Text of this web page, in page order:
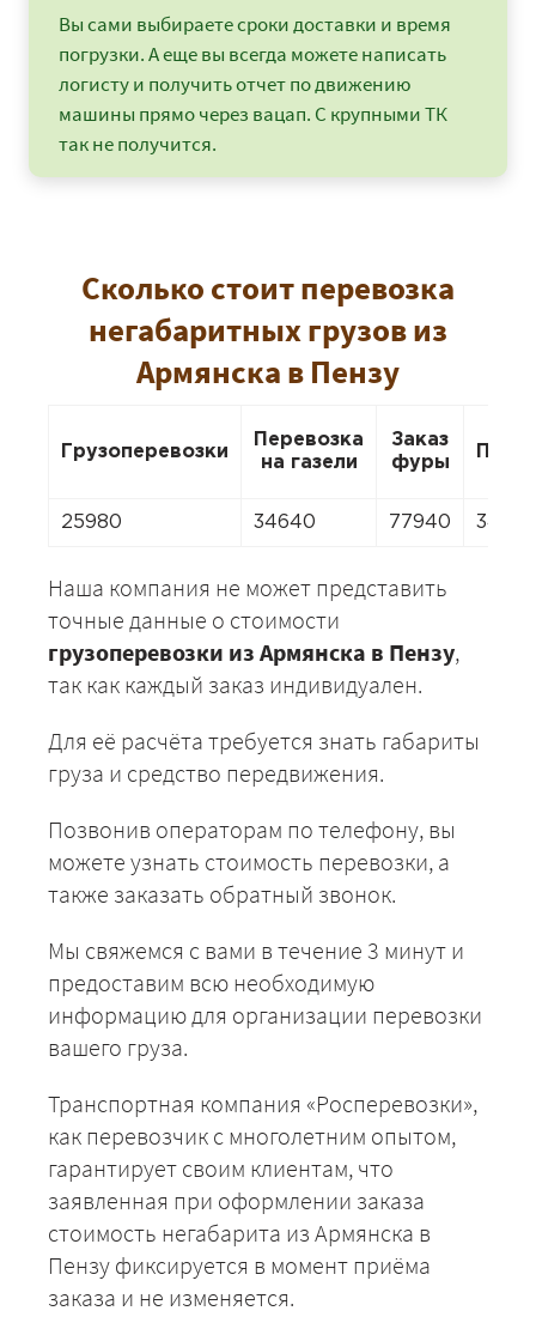
Вы сами выбираете сроки доставки и время
погрузки. А еще вы всегда можете написать
логисту и получить отчет по движению
машины прямо через вацап. С крупными ТК
так не получится.
Сколько стоит перевозка
негабаритных грузов из
Армянска в Пензу
Грузоперевозки
Перевозка
на газели
Заказ
фуры
25980 34640 77940
Наша компания не может представить
точные данные о стоимости
грузоперевозки из Армянска в Пензу,
так как каждый заказ индивидуален.
Для её расчёта требуется знать габариты
груза и средство передвижения.
Позвонив операторам по телефону, вы
можете узнать стоимость перевозки, а
также заказать обратный звонок.
Мы свяжемся с вами в течение 3 минут и
предоставим всю необходимую
информацию для организации перевозки
вашего груза.
Транспортная компания «Росперевозки»,
как перевозчик с многолетним опытом,
гарантирует своим клиентам, что
заявленная при оформлении заказа
стоимость негабарита из Армянска в
Пензу фиксируется в момент приёма
заказа и не изменяется.